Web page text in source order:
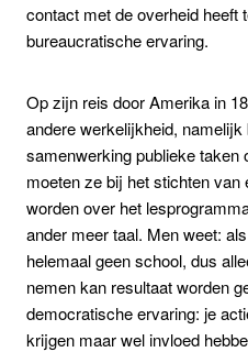
contact met de overheid heeft
bureaucratische ervaring.
Op zijn reis door Amerika in
andere werkelijkheid,
samenwerking publieke taken
moeten ze bij het stichten
worden over het
ander meer taal. Men weet:
helemaal geen school, dus
nemen kan resultaat worden
democratische ervaring: je
krijgen maar wel invloed